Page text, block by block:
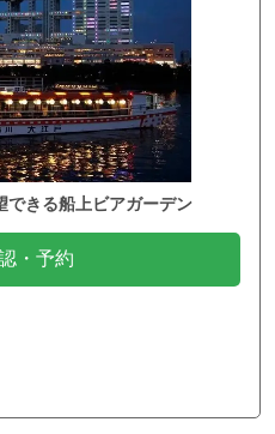
できる船上ビアガーデン
・予約